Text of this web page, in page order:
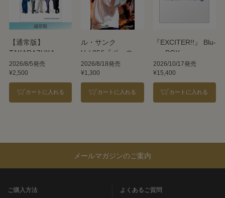
【通常版】
TAKARAZUKA
REVUE 2026
2026/8/5発売
¥2,500
カートに入れる
ル・サンク
Vol.256『ポーの一
族』＜雪組＞
2026/8/18発売
¥1,300
カートに入れる
『EXCITER!!』 Blu-
ray BOX
2026/10/17発売
¥15,400
カートに入れる
メールマガジンのご案内
ご購入方法
よくあるご質問